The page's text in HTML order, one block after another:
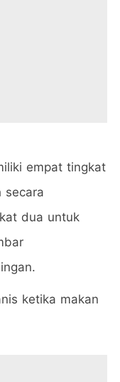
empat tingkat
secara
dua untuk
ketika makan